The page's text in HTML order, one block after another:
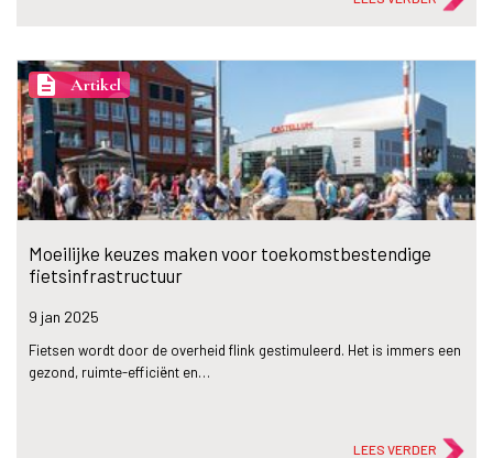
description Artikel
Moeilijke keuzes maken voor toekomstbestendige
fietsinfrastructuur
9 jan 2025
Fietsen wordt door de overheid flink gestimuleerd. Het is immers een
gezond, ruimte-efficiënt en…
LEES VERDER